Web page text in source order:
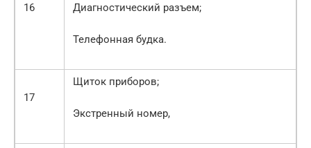
16 Диагностический разъем;
Телефонная будка.
17
Щиток приборов;
Экстренный номер,